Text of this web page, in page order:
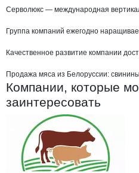
Серволюкс — международная
Группа компаний ежегодно
Качественное развитие компании
Продажа мяса из Белоруссии:
Компании, которые
заинтересовать